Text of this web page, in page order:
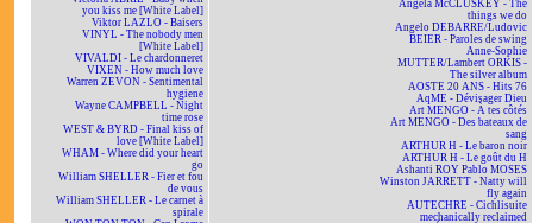
you kiss me [White Label]
Viktor LAZLO - Baisers
VINYL - The nobody men
[White Label]
VIVALDI - Le chardonneret
VIXEN - How much love
Warren ZEVON - Sentimental
hygiene
Wayne CAMPBELL - Night
time rose
WEST & BYRD - Final kiss of
love [White Label]
WHAM - Where did your heart
go
William SHELLER - Fier et fou
de vous
William SHELLER - Le carnet à
spirale
Angela McCLUSKEY - The
things we do
Angelo DEBARRE/Ludovic
BEIER - Paroles de swing
Anne-Sophie
MUTTER/Lambert ORKIS -
The silver album
AOSTE 20 ANS - Hits 76
AqME - Dévisager Dieu
Art MENGO - À tes côtés
Art MENGO - Des bateaux de
sang
ARTHUR H - Le baron noir
ARTHUR H - Le goût du H
Ashanti ROY Pablo MOSES
Winston JARRETT - Natty will
fly again
AUTECHRE - Cichlisuite
mechanically reclaimed